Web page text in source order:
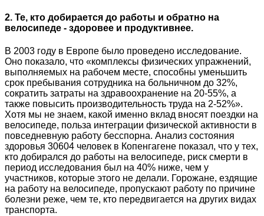
2. Те, кто добирается до работы и обратно на
велосипеде - здоровее и продуктивнее.
В 2003 году в Европе было проведено исследование.
Оно показало, что «комплексы физических упражнений,
выполняемых на рабочем месте, способны уменьшить
срок пребывания сотрудника на больничном до 32%,
сократить затраты на здравоохранение на 20-55%, а
также повысить производительность труда на 2-52%».
Хотя мы не знаем, какой именно вклад вносят поездки на
велосипеде, польза интеграции физической активности в
повседневную работу бесспорна. Анализ состояния
здоровья 30604 человек в Копенгагене показал, что у тех,
кто добирался до работы на велосипеде, риск смерти в
период исследования был на 40% ниже, чем у
участников, которые этого не делали. Горожане, ездящие
на работу на велосипеде, пропускают работу по причине
болезни реже, чем те, кто передвигается на других видах
транспорта.